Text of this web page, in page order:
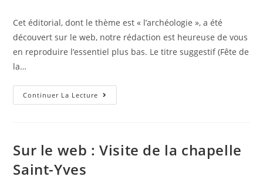
publication :
Cet éditorial, dont le thème est « l’archéologie », a été
découvert sur le web, notre rédaction est heureuse de vous
en reproduire l’essentiel plus bas. Le titre suggestif (Fête de
la…
Continuer La Lecture A
Retenir
Musique
2023
Sur le web : Visite de la chapelle
Saint-Yves